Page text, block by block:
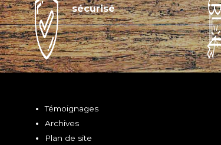
sécurisé
Témoignages
Archives
Plan de site